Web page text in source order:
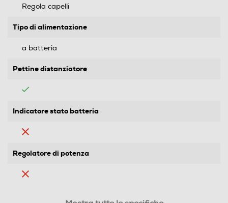
Regola capelli
Tipo di alimentazione
a batteria
Pettine distanziatore
Indicatore stato batteria
Regolatore di potenza